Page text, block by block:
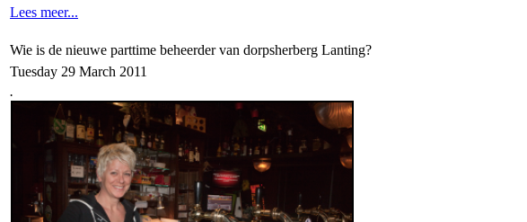
Lees meer...
Wie is de nieuwe parttime beheerder van dorpsherberg Lanting?
Tuesday 29 March 2011
.